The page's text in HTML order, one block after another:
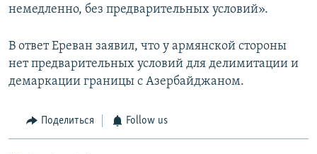
немедленно, без предварительных условий».
В ответ Ереван заявил, что у армянской стороны
нет предварительных условий для делимитации и
демаркации границы с Азербайджаном.
Поделиться Follow us